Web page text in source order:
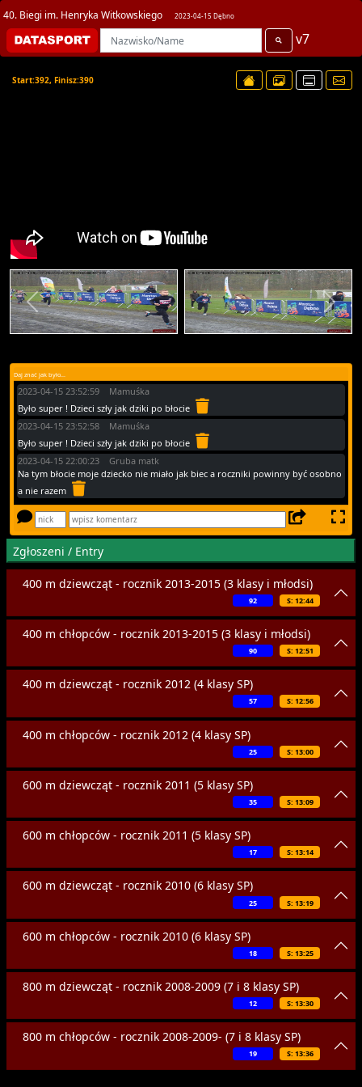
40. Biegi im. Henryka Witkowskiego 2023-04-15 Dębno
v7
Start:392, Finisz:390
Daj znać jak było...
2023-04-15 23:52:59 Mamuśka
Było super ! Dzieci szły jak dziki po błocie
2023-04-15 23:52:58 Mamuśka
Było super ! Dzieci szły jak dziki po błocie
2023-04-15 22:00:23 Gruba matk
Na tym błocie moje dziecko nie miało jak biec a roczniki powinny być osobno
a nie razem
Zgłoszeni / Entry
400 m dziewcząt - rocznik 2013-2015 (3 klasy i młodsi)
S: 12:44
92
400 m chłopców - rocznik 2013-2015 (3 klasy i młodsi)
S: 12:51
90
400 m dziewcząt - rocznik 2012 (4 klasy SP)
S: 12:56
57
400 m chłopców - rocznik 2012 (4 klasy SP)
S: 13:00
25
600 m dziewcząt - rocznik 2011 (5 klasy SP)
S: 13:09
35
600 m chłopców - rocznik 2011 (5 klasy SP)
S: 13:14
17
600 m dziewcząt - rocznik 2010 (6 klasy SP)
S: 13:19
25
600 m chłopców - rocznik 2010 (6 klasy SP)
S: 13:25
18
800 m dziewcząt - rocznik 2008-2009 (7 i 8 klasy SP)
S: 13:30
12
800 m chłopców - rocznik 2008-2009- (7 i 8 klasy SP)
S: 13:36
19